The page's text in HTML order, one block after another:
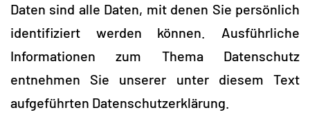
Daten sind alle Daten, mit denen Sie persönlich
identifiziert werden können. Ausführliche
Informationen zum Thema Datenschutz
entnehmen Sie unserer unter diesem Text
aufgeführten Datenschutzerklärung.